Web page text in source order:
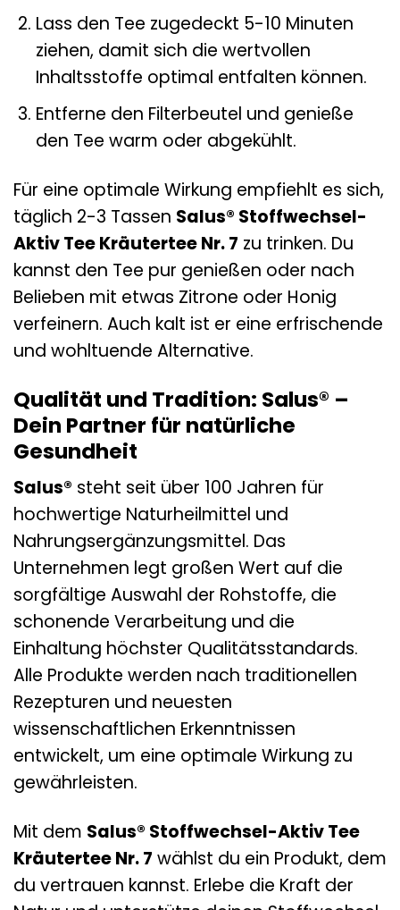
Lass den Tee zugedeckt 5-10 Minuten
ziehen, damit sich die wertvollen
Inhaltsstoffe optimal entfalten können.
Entferne den Filterbeutel und genieße
den Tee warm oder abgekühlt.
Für eine optimale Wirkung empfiehlt es sich,
täglich 2-3 Tassen Salus® Stoffwechsel-
Aktiv Tee Kräutertee Nr. 7 zu trinken. Du
kannst den Tee pur genießen oder nach
Belieben mit etwas Zitrone oder Honig
verfeinern. Auch kalt ist er eine erfrischende
und wohltuende Alternative.
Qualität und Tradition: Salus® –
Dein Partner für natürliche
Gesundheit
Salus® steht seit über 100 Jahren für
hochwertige Naturheilmittel und
Nahrungsergänzungsmittel. Das
Unternehmen legt großen Wert auf die
sorgfältige Auswahl der Rohstoffe, die
schonende Verarbeitung und die
Einhaltung höchster Qualitätsstandards.
Alle Produkte werden nach traditionellen
Rezepturen und neuesten
wissenschaftlichen Erkenntnissen
entwickelt, um eine optimale Wirkung zu
gewährleisten.
Mit dem Salus® Stoffwechsel-Aktiv Tee
Kräutertee Nr. 7 wählst du ein Produkt, dem
du vertrauen kannst. Erlebe die Kraft der